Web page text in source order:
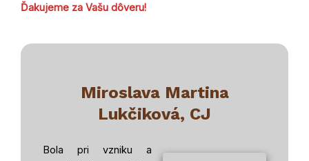
Ďakujeme za Vašu dôveru!
Miroslava Martina
Lukčiková, CJ
Bola pri vzniku a